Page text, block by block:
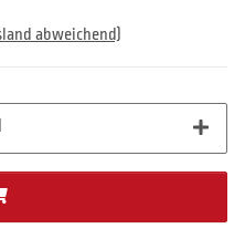
abweichend)